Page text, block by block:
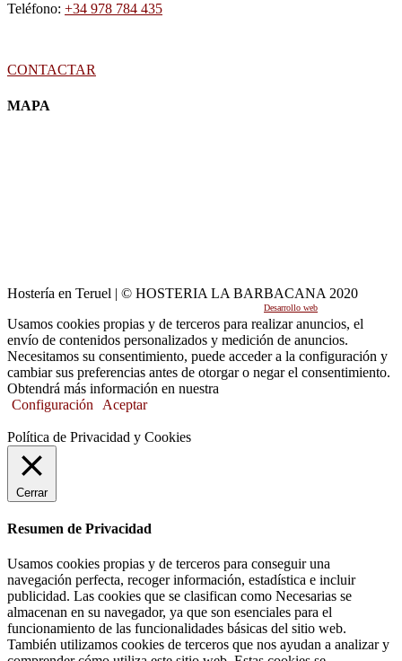
Teléfono: +34 978 784 435
CONTACTAR
MAPA
Hostería en Teruel | © HOSTERIA LA BARBACANA 2020
Desarrollo web
Usamos cookies propias y de terceros para realizar anuncios, el
envío de contenidos personalizados y medición de anuncios.
Necesitamos su consentimiento, puede acceder a la configuración y
cambiar sus preferencias antes de otorgar o negar el consentimiento.
Obtendrá más información en nuestra
Configuración
Aceptar
Política de Privacidad y Cookies
Cerrar
Resumen de Privacidad
Usamos cookies propias y de terceros para conseguir una
navegación perfecta, recoger información, estadística e incluir
publicidad. Las cookies que se clasifican como Necesarias se
almacenan en su navegador, ya que son esenciales para el
funcionamiento de las funcionalidades básicas del sitio web.
También utilizamos cookies de terceros que nos ayudan a analizar y